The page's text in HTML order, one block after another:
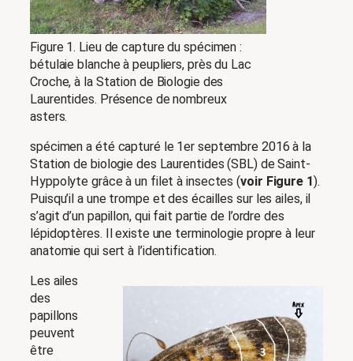
Figure 1. Lieu de capture du spécimen :
bétulaie blanche à peupliers, près du Lac
Croche, à la Station de Biologie des
Laurentides. Présence de nombreux
asters.
spécimen a été capturé le 1er septembre 2016 à la
Station de biologie des Laurentides (SBL) de Saint-
Hyppolyte grâce à un filet à insectes (voir Figure 1).
Puisqu’il a une trompe et des écailles sur les ailes, il
s’agit d’un papillon, qui fait partie de l’ordre des
lépidoptères. Il existe une terminologie propre à leur
anatomie qui sert à l’identification.
Les ailes
des
papillons
peuvent
être